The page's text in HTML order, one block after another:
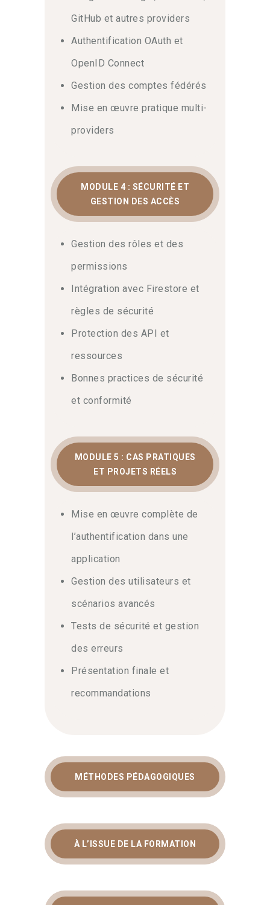
autonome dès votre retour en poste.
GitHub et autres providers
Authentification OAuth et
OpenID Connect
Gestion des comptes fédérés
Mise en œuvre pratique multi-
providers
MODULE 4 : SÉCURITÉ ET
GESTION DES ACCÈS
Gestion des rôles et des
permissions
Intégration avec Firestore et
règles de sécurité
Protection des API et
ressources
Bonnes practices de sécurité
et conformité
MODULE 5 : CAS PRATIQUES
ET PROJETS RÉELS
Mise en œuvre complète de
l’authentification dans une
application
Gestion des utilisateurs et
scénarios avancés
Tests de sécurité et gestion
des erreurs
Présentation finale et
recommandations
MÉTHODES PÉDAGOGIQUES
À L’ISSUE DE LA FORMATION